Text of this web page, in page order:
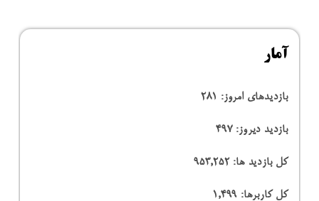
آمار
بازدیدهای امروز: 281
بازدید دیروز:497
کل بازدید ها:953,252
کل کاربرها: 1,499